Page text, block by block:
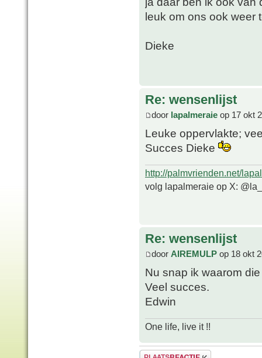
leuk om ons ook weer
Dieke
Re: wensenlijst
door lapalmeraie op 17 okt
Leuke oppervlakte;
Succes Dieke
http://palmvrienden.net/
volg lapalmeraie op X:
Re: wensenlijst
door AIREMULP op 18 okt
Nu snap ik waarom
Veel succes.
Edwin
One life, live it !!
Plaats een reactie